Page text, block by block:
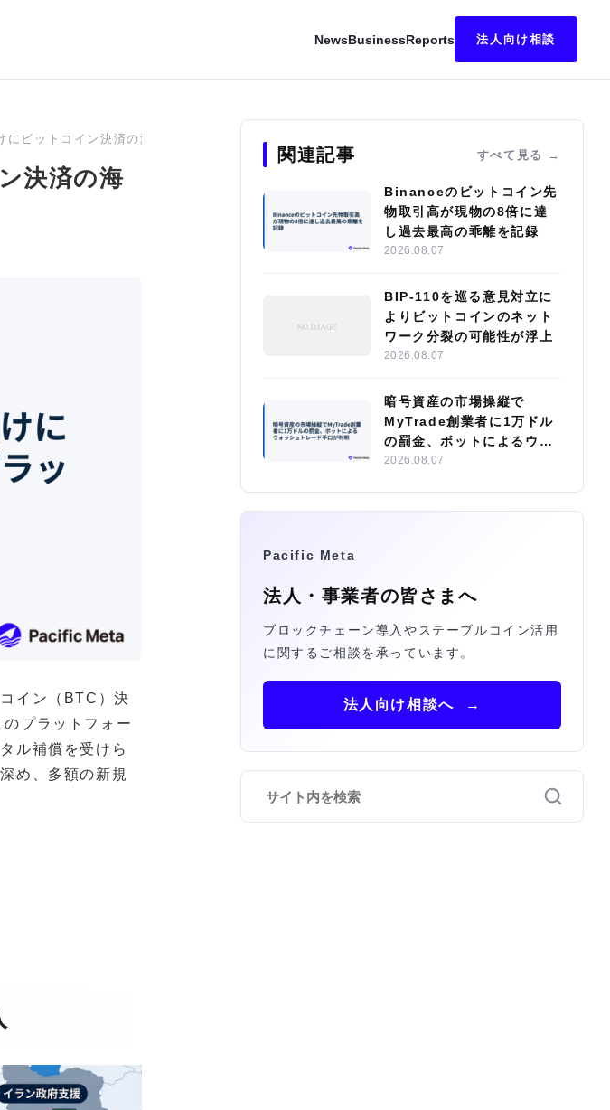
NewsBusinessReports 法人向け相談
ビットコイン決済の海上保険プラットフォームを開始
決済の海
イン（BTC）決
プラットフォー
ル補償を受けら
め、多額の新規
関連記事 すべて見る
Binanceのビットコイン先
物取引高が現物の8倍に達
し過去最高の乖離を記録
2026.08.07
BIP-110を巡る意見対立に
よりビットコインのネット
ワーク分裂の可能性が浮上
2026.08.07
暗号資産の市場操縦で
MyTrade創業者に1万ドル
の罰金、ボットによるウォ
ッシュトレード手口が判明
2026.08.07
Pacific Meta
法人・事業者の皆さまへ
ブロックチェーン導入やステーブルコイン活用
に関するご相談を承っています。
法人向け相談へ